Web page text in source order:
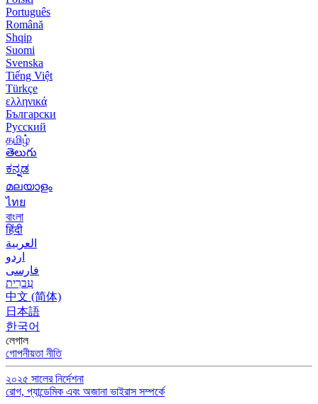
Português
Română
Shqip
Suomi
Svenska
Tiếng Việt
Türkçe
ελληνικά
Български
Русский
தமிழ்
తెలుగు
ಕನ್ನಡ
മലയാളം
ไทย
বাংলা
हिंदी
العربية
اردو
فارسی
עִברִית
中文 (简体)
日本語
한국어
লেগাল
গোপনীয়তা নীতি
২০২৫ সালের নির্দেশনা
রোগ, প্যান্ডেমিক এবং অজানা ভাইরাস সম্পর্কে